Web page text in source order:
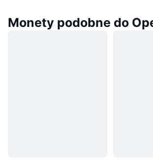
Monety podobne do